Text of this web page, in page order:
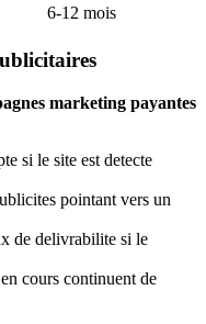
6-12 mois
marketing payantes
si le site est detecte
pointant vers un
de delivrabilite si le
cours continuent de